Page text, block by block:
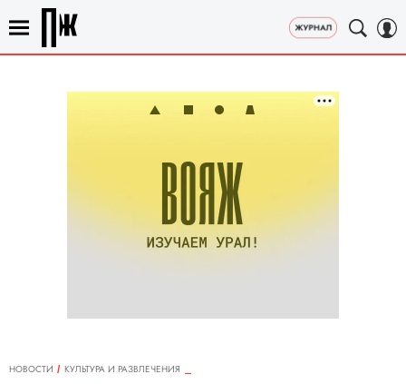
НОВОСТИ
КУЛЬТУРА И РАЗВЛЕЧЕНИЯ